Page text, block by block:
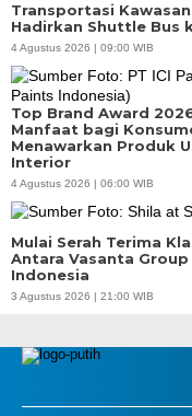
Transportasi
Hadirkan Shuttle Bus
4 Agustus 2026 | 09:00 WIB
Top Brand Award
Manfaat bagi
Menawarkan Produk
Interior
4 Agustus 2026 | 06:00 WIB
Mulai Serah Terima
Antara Vasanta
Indonesia
3 Agustus 2026 | 21:00 WIB